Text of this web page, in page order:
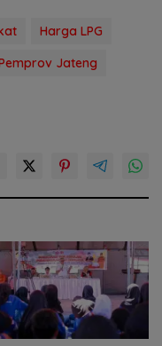
Harga LPG
Jateng